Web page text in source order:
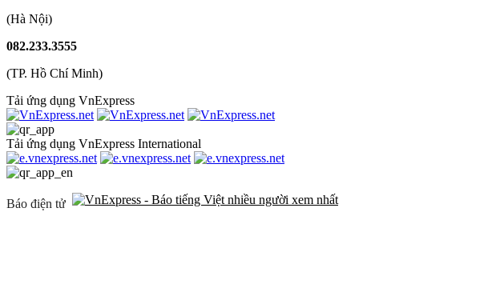
(Hà Nội)
082.233.3555
(TP. Hồ Chí Minh)
Tải ứng dụng VnExpress
Tải ứng dụng VnExpress International
Báo điện tử